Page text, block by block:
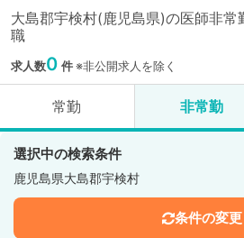
大島郡宇検村(鹿児島県)の医師非
職
求人数0 件※非公開求人を除く
常勤 非常勤
選択中の検索条件
鹿児島県大島郡宇検村
条件の変更